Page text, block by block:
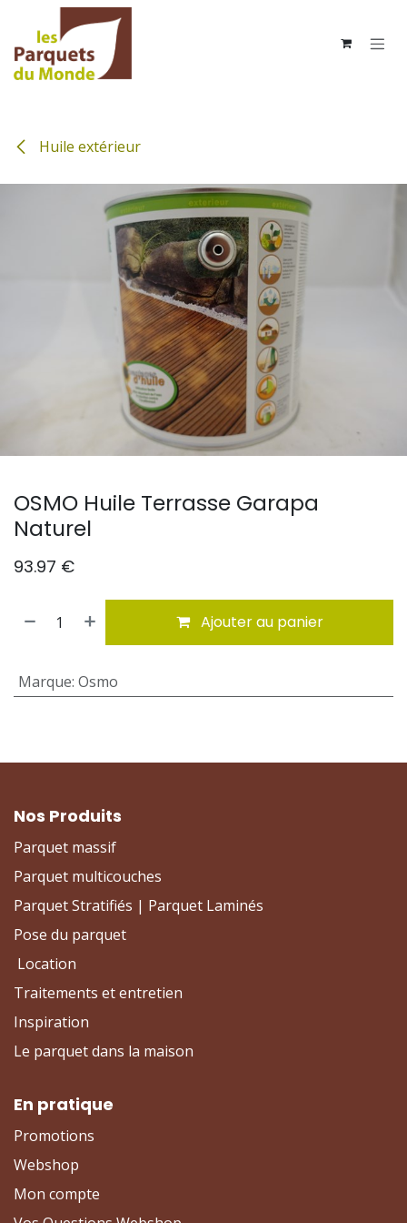
Se rendre au contenu
Huile extérieur
OSMO Huile Terrasse Garapa
Naturel
93.97 €
Ajouter au panier
Marque: Osmo
Nos Produits
Parquet massif
Parquet multicouches
Parquet Stratifiés | Parquet Laminés
Pose du parquet
Location
Traitements et entretien
Inspiration
Le parquet dans la maison
En pratique
Promotions
Webshop
Mon compte